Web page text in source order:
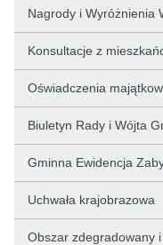
Nagrody i Wyróżnienia
Konsultacje z
Oświadczenia
Biuletyn Rady i Wójta
Gminna Ewidencja
Uchwała krajobrazowa
Obszar zdegradowany